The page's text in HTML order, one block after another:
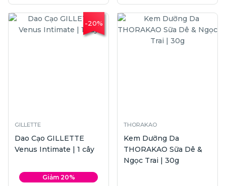
-20%
GILLETTE
Dao Cạo GILLETTE
Venus Intimate | 1 cây
Giảm 20%
THORAKAO
Kem Dưỡng Da
THORAKAO Sữa Dê &
Ngọc Trai | 30g